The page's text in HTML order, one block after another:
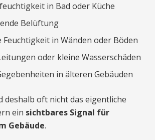
in Bad oder Küche
Belüftung
Feuchtigkeit in Wänden oder Böden
oder kleine Wasserschäden
in älteren Gebäuden
deshalb oft nicht das eigentliche
ein sichtbares Signal für
Gebäude.